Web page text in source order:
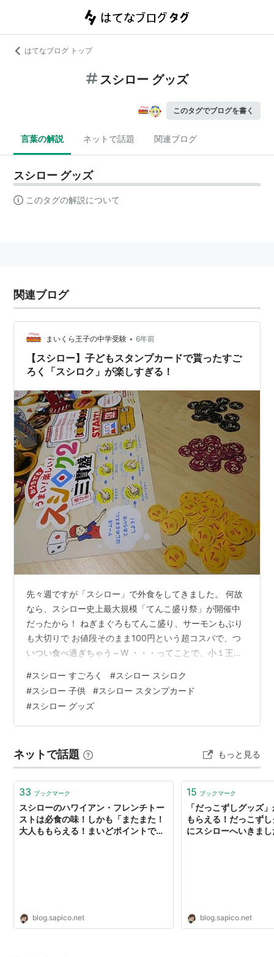
はてなブログ トップ
スシロー グッズ
このタグでブログを書く
言葉の解説 ネットで話題 関連ブログ
スシロー グッズ
このタグの解説について
関連ブログ
まいくら王子の中学受験 • 6年前
【スシロー】子どもスタンプカードで貰ったすご
ろく「スシロク」が楽しすぎる！
先々週ですが「スシロー」で外食をしてきました。 何故
なら、スシロー史上最大規模「てんこ盛り祭」が開催中
だったから！ ねぎまぐろもてんこ盛り、サーモンもぶり
も大切りで お値段そのまま100円という超コスパで、つ
いつい食べ過ぎちゃう～W ・・・ってことで、小１王子
（笑）。 １皿食べるごとにチェックしてくれたのです
が、 あっという間に上限超えちゃいました(#^^#) 美味し
くいただいたあとのお楽しみですが、 スシローでは小学
生以下の子供限定でスタンプカードがあるのをご存じで
ズ プロジェクト …
#スシロー すごろく #スシロー スシロク
#スシロー 子供 #スシロー スタンプカード
#スシロー グッズ
ネットで話題 もっと見る
33 ブックマーク
スシローのハワイアン・フレンチトー
ストは必食の味！しかも「またまた！
大人ももらえる！まいどポイントでだ
blog.sapico.net
15 ブックマーク
「だっこずしグッズ
もらえる！だっこず
にスシローへいきま
blog.sapico.net